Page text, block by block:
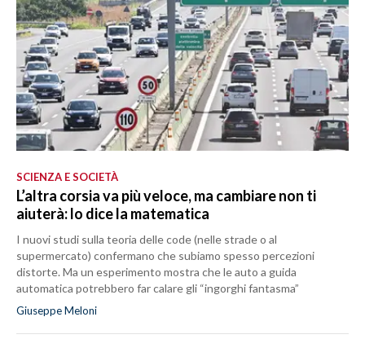
SCIENZA E SOCIETÀ
L’altra corsia va più veloce, ma cambiare non ti
aiuterà: lo dice la matematica
I nuovi studi sulla teoria delle code (nelle strade o al
supermercato) confermano che subiamo spesso percezioni
distorte. Ma un esperimento mostra che le auto a guida
automatica potrebbero far calare gli “ingorghi fantasma”
Giuseppe Meloni